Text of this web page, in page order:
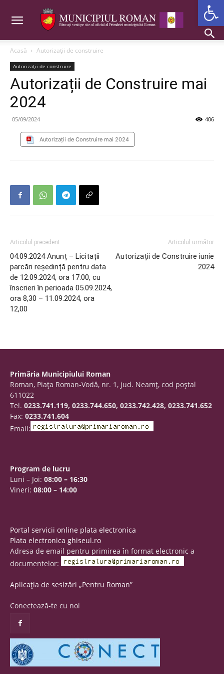
Acasă Autorizații de construire
Autorizații de construire
Autorizații de Construire mai
2024
05/09/2024 406
Autorizații de Construire mai 2024
Articolul precedent
04.09.2024 Anunț – Licitații
parcări reședință pentru data
de 12.09.2024, ora 17:00, cu
înscrieri în perioada 05.09.2024,
ora 8,30 – 11.09.2024, ora
12,00
Articolul următor
Autorizații de Construire iunie
2024
Primăria Municipiului Roman
Roman, Piaţa Roman-Vodă, nr. 1, jud. Neamţ, cod poştal
611022
Tel. 0233.741.119, 0233.744.650, 0233.742.428, 0233.741.652
Fax: 0233.741.604
Email:
Program de lucru
Luni – Joi: 08:00 – 16:30
Vineri: 08:00 – 14:00
Portal servicii online plata electronica
Plata electronica ghiseul.ro
Adresa de email pentru primirea în format electronic a
documentelor:
Aplicația de sesizări „Pentru Roman”
Conectează-te cu noi